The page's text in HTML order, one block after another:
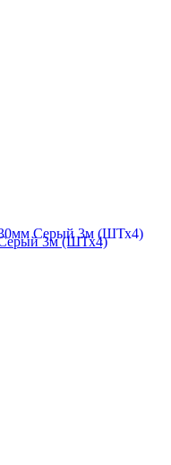
3м (ШТх4)